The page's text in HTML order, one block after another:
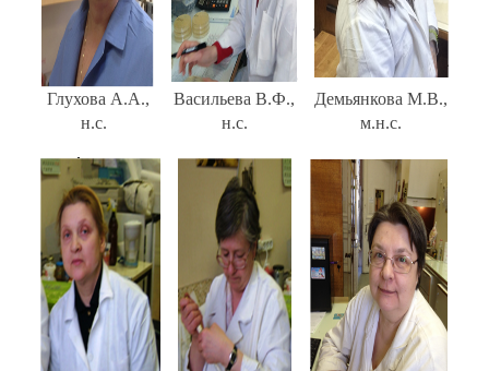
Глухова А.А.,
н.с.
Васильева В.Ф.,
н.с.
Демьянкова М.В.,
м.н.с.